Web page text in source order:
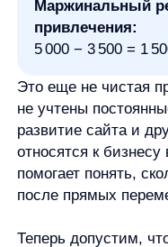
Неправильно
Если бизнес хочет
маркетинга, но
проблему в
повторные покупки,
по первому заказу,
Смешаны
Переменные
заказом, клиентом
расходы без